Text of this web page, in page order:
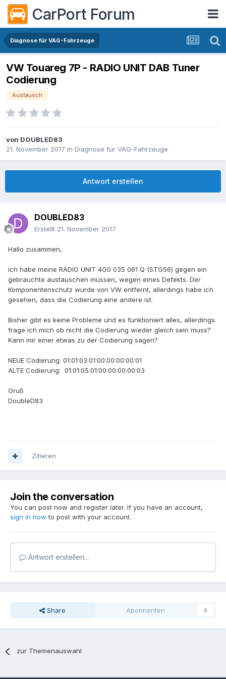
CarPort Forum
Diagnose für VAG-Fahrzeuge
VW Touareg 7P - RADIO UNIT DAB Tuner
Codierung
Austausch
von DOUBLED83
21. November 2017 in Diagnose für VAG-Fahrzeuge
Antwort erstellen
DOUBLED83
Erstellt 21. November 2017
Hallo zusammen,
ich habe meine RADIO UNIT 4G0 035 061 Q (STG56) gegen ein
gebrauchte austauschen müssen, wegen eines Defekts. Der
Komponentenschutz wurde von VW entfernt, allerdings habe ich
gesehen, dass die Codierung eine andere ist.
Bisher gibt es keine Probleme und es funktioniert alles, allerdings
frage ich mich ob nicht die Codierung wieder gleich sein muss?
Kann mir einer etwas zu der Codierung sagen?
NEUE Codierung: 01:01:03:01:00:00:00:00:01
ALTE Codierung: 01:01:05:01:00:00:00:00:03
Gruß
DoubleD83
Zitieren
Join the conversation
You can post now and register later. If you have an account,
sign in now to post with your account.
Antwort erstellen...
Share Abonnenten 0
zur Themenauswahl